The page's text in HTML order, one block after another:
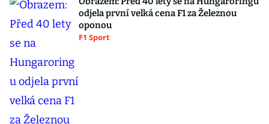
odjela první velká cena F1 za Železnou
oponou
F1 Sport